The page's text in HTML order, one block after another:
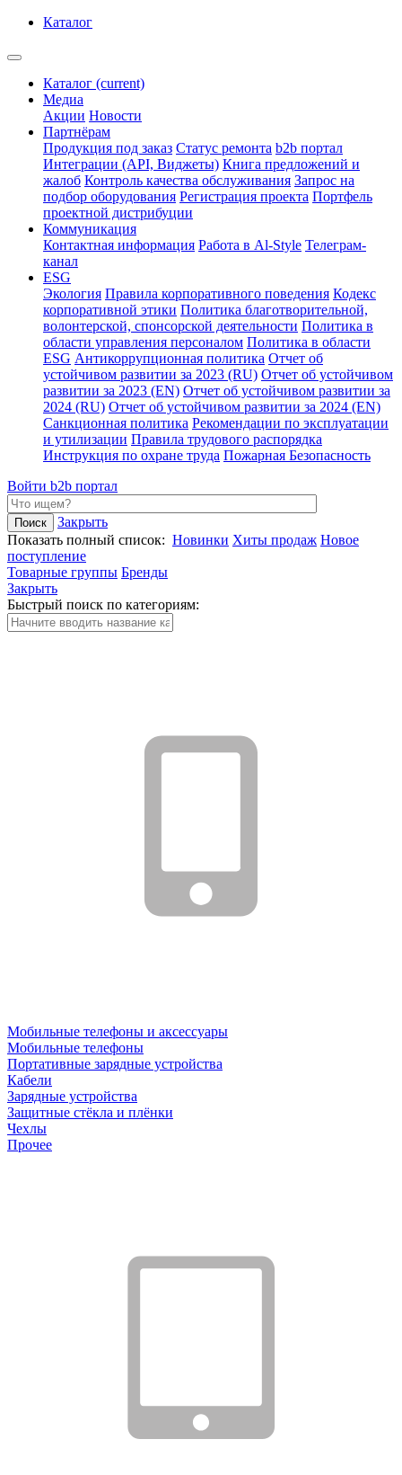
Каталог
Каталог (current)
Медиа
Акции Новости
Партнёрам
Продукция под заказ Статус ремонта b2b портал
Интеграции (API, Виджеты) Книга предложений и
жалоб Контроль качества обслуживания Запрос на
подбор оборудования Регистрация проекта Портфель
проектной дистрибуции
Коммуникация
Контактная информация Работа в Al-Style Телеграм-
канал
ESG
Экология Правила корпоративного поведения Кодекс
корпоративной этики Политика благотворительной,
волонтерской, спонсорской деятельности Политика в
области управления персоналом Политика в области
ESG Антикоррупционная политика Отчет об
устойчивом развитии за 2023 (RU) Отчет об устойчивом
развитии за 2023 (EN) Отчет об устойчивом развитии за
2024 (RU) Отчет об устойчивом развитии за 2024 (EN)
Санкционная политика Рекомендации по эксплуатации
и утилизации Правила трудового распорядка
Инструкция по охране труда Пожарная Безопасность
Войти b2b портал
Закрыть
Показать полный список: Новинки Хиты продаж Новое
поступление
Товарные группы Бренды
Закрыть
Быстрый поиск по категориям:
Мобильные телефоны и аксессуары
Мобильные телефоны
Портативные зарядные устройства
Кабели
Зарядные устройства
Защитные стёкла и плёнки
Чехлы
Прочее